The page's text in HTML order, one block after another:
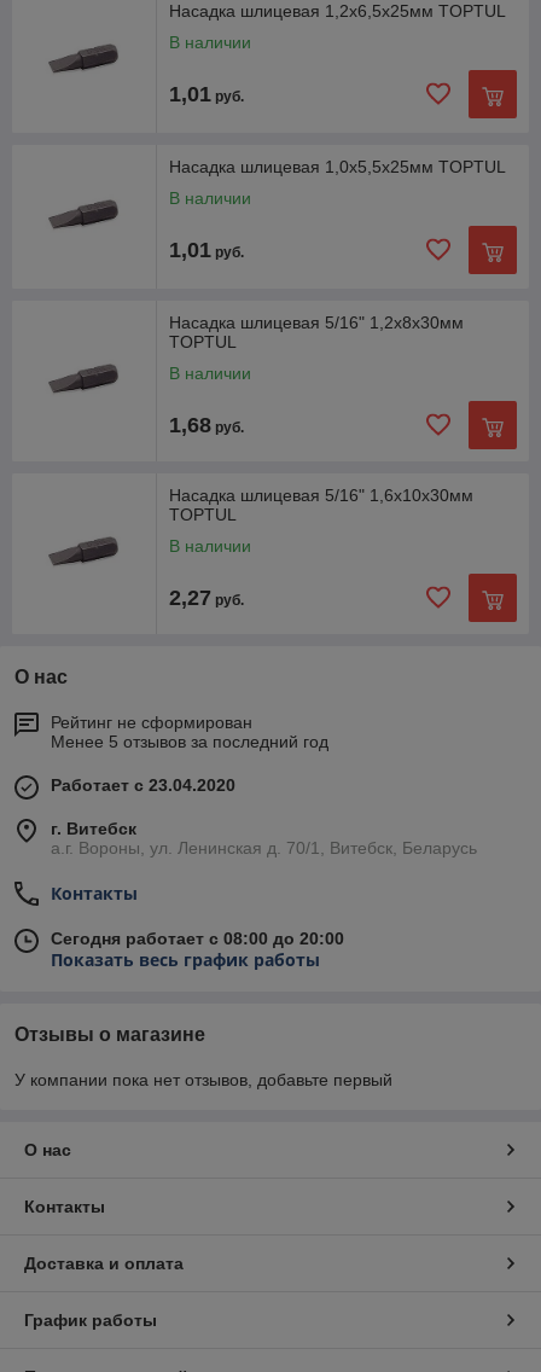
Насадка шлицевая 1,2х6,5х25мм TOPTUL
В наличии
1,01 руб.
Насадка шлицевая 1,0x5,5x25мм TOPTUL
В наличии
1,01 руб.
Насадка шлицевая 5/16" 1,2х8х30мм
TOPTUL
В наличии
1,68 руб.
Насадка шлицевая 5/16" 1,6х10х30мм
TOPTUL
В наличии
2,27 руб.
О нас
Рейтинг не сформирован
Менее 5 отзывов за последний год
Работает с 23.04.2020
г. Витебск
а.г. Вороны, ул. Ленинская д. 70/1, Витебск, Беларусь
Контакты
Сегодня работает с 08:00 до 20:00
Показать весь график работы
Отзывы о магазине
У компании пока нет отзывов, добавьте первый
О нас
Контакты
Доставка и оплата
График работы